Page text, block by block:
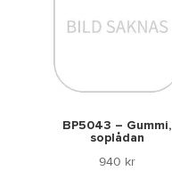
BP5043 – Gummi,
soplådan
940 kr